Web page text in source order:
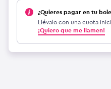
¿Quieres pagar en tu
Llévalo con una cuota
¡Quiero que me llamen!